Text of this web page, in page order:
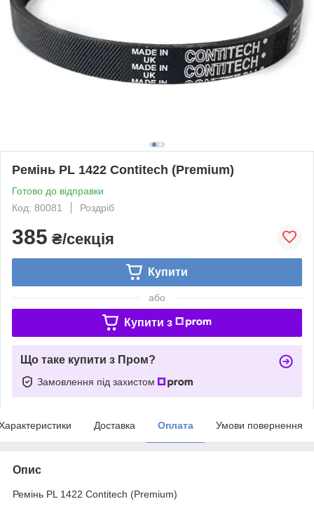
Ремінь PL 1422 Contitech (Premium)
Готово до відправки
Код: 80081
Роздріб
385 ₴/секція
Купити
або
Купити з
Що таке купити з Пром?
Замовлення під захистом
Доставка Оплата Умови повернення
Опис
Ремінь PL 1422 Contitech (Premium)